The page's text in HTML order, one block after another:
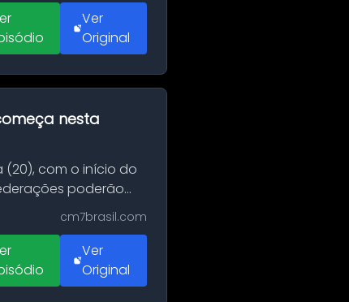
Ver
Original
nesta
com o início do
poderão
cm7brasil.com
Ver
Original